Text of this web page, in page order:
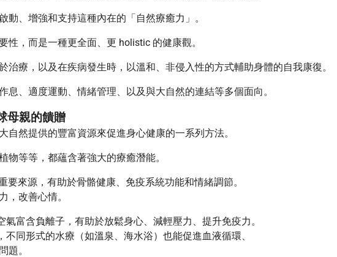
動、增強和支持這種內在的「自然療癒力」。
性，而是一種更全面、更 holistic 的健康觀。
治療，以及在疾病發生時，以溫和、非侵入性的方式輔助身體的自我康復。
息、適度運動、情緒管理、以及與大自然的連結等多個面向。
母親的饋贈
自然提供的豐富資源來促進身心健康的一系列方法。
物等等，都蘊含著強大的療癒潛能。
要來源，有助於骨骼健康、免疫系統功能和情緒調節。
，改善心情。
氣富含負離子，有助於放鬆身心、減輕壓力、提升免疫力。
不同形式的水療（如溫泉、海水浴）也能促進血液循環、
題。